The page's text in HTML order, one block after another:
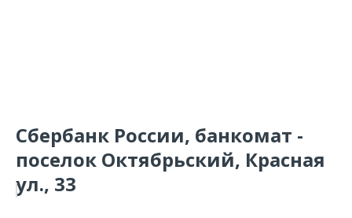
Сбербанк России, банкомат -
поселок Октябрьский, Красная
ул., 33